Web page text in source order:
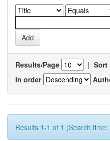
Results/Page | Sort
In order
Results 1-1 of 1 (Search